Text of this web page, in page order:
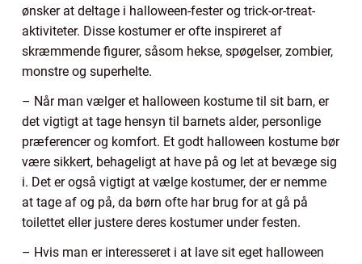
ønsker at deltage i halloween-fester og trick-or-treat-
aktiviteter. Disse kostumer er ofte inspireret af
skræmmende figurer, såsom hekse, spøgelser, zombier,
monstre og superhelte.
– Når man vælger et halloween kostume til sit barn, er
det vigtigt at tage hensyn til barnets alder, personlige
præferencer og komfort. Et godt halloween kostume bør
være sikkert, behageligt at have på og let at bevæge sig
i. Det er også vigtigt at vælge kostumer, der er nemme
at tage af og på, da børn ofte har brug for at gå på
toilettet eller justere deres kostumer under festen.
– Hvis man er interesseret i at lave sit eget halloween